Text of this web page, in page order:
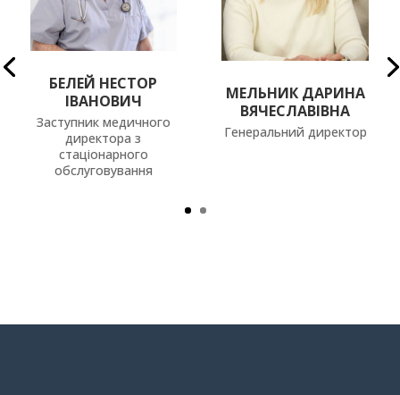
БЕЛЕЙ НЕСТОР
ІВАНОВИЧ
Заступник медичного
директора з
стаціонарного
обслуговування
МЕЛЬНИК ДАРИНА
ВЯЧЕСЛАВІВНА
Генеральний директор